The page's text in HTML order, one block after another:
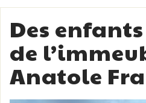
Des
de
Anatole